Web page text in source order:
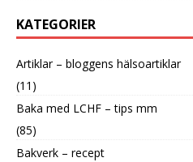
KATEGORIER
Artiklar – bloggens hälsoartiklar
(11)
Baka med LCHF – tips mm
(85)
Bakverk – recept